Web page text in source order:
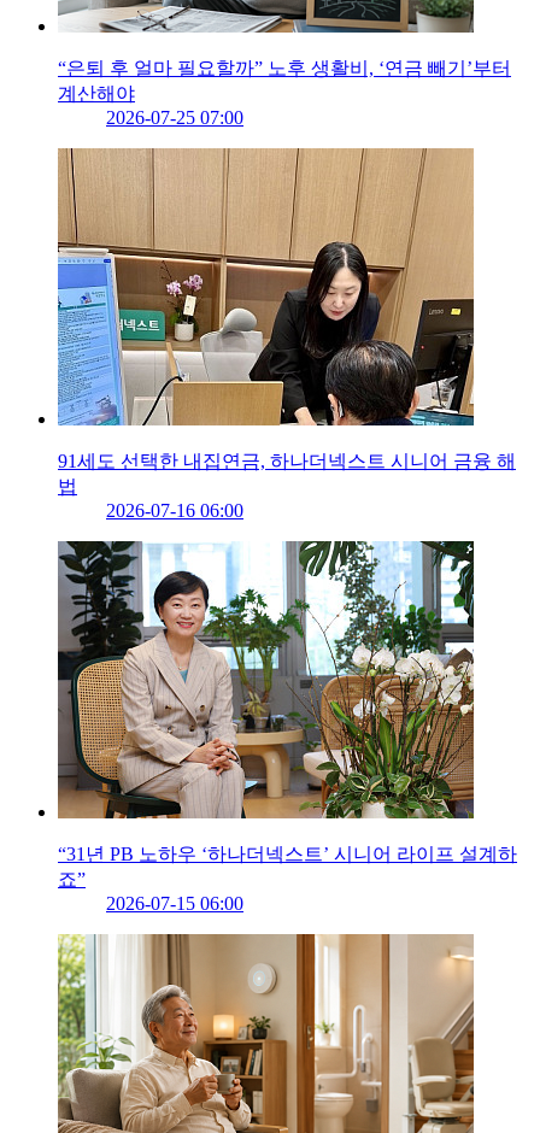
“은퇴 후 얼마 필요할까” 노후 생활비, ‘연금 빼기’부터
계산해야
2026-07-25 07:00
91세도 선택한 내집연금, 하나더넥스트 시니어 금융 해
법
2026-07-16 06:00
“31년 PB 노하우 ‘하나더넥스트’ 시니어 라이프 설계하
죠”
2026-07-15 06:00